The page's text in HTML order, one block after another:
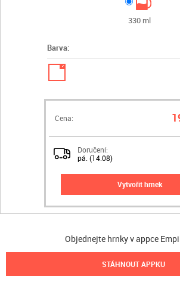
330 ml
Barva:
✓
Cena:
Doručení:
pá. (14.08)
vytvořit hrnek
Objednejte hrnky v appce
STÁHNOUT APPKU